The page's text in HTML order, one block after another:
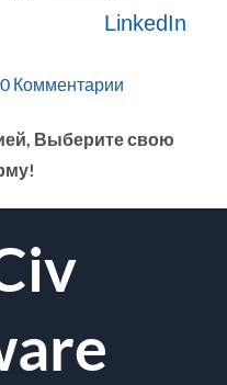
LinkedIn
0 Комментарии
Выберите свою